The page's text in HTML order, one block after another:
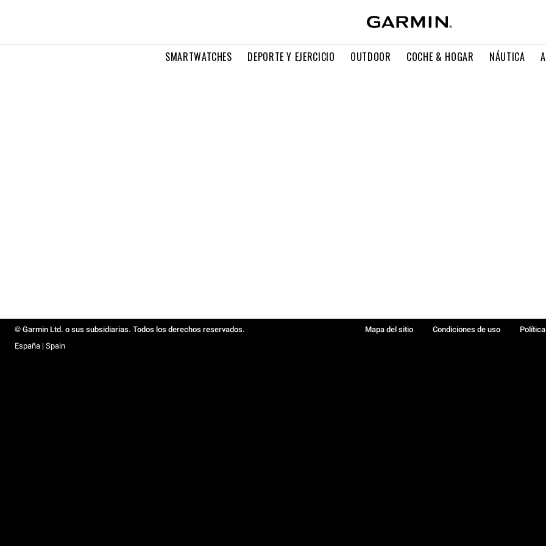
SMARTWATCHES DEPORTE Y EJERCICIO OUTDOOR COCHE & HOGAR NÁUTICA
© Garmin Ltd. o sus subsidiarias. Todos los derechos reservados. Mapa del sitio Condiciones de uso
España | Spain